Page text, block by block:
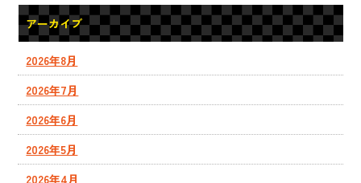
アーカイブ
2026年8月
2026年7月
2026年6月
2026年5月
2026年4月